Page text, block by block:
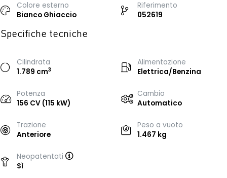
Colore esterno
Bianco Ghiaccio
Riferimento
052619
Specifiche tecniche
Cilindrata
1.789 cm3
Alimentazione
Elettrica/Benzina
Potenza
156 CV (115 kW)
Cambio
Automatico
Trazione
Anteriore
Peso a vuoto
1.467 kg
Neopatentati
Sì